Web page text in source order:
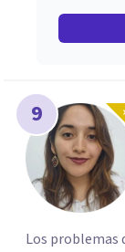
9
Los problemas